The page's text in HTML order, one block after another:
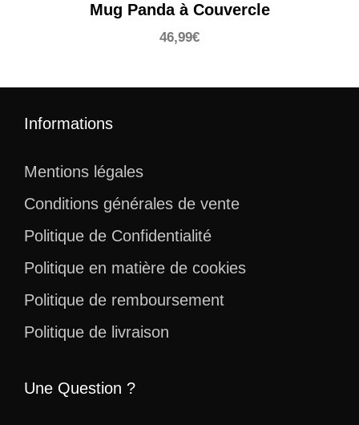
Mug Panda à Couvercle
46,99€
Informations
Mentions légales
Conditions générales de vente
Politique de Confidentialité
Politique en matière de cookies
Politique de remboursement
Politique de livraison
Une Question ?